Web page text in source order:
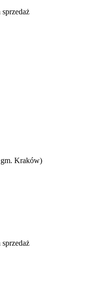
sprzedaż
Kraków)
sprzedaż